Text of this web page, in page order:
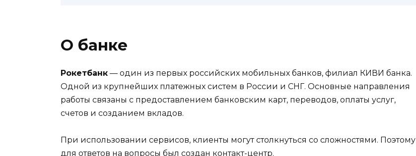
О банке
Рокетбанк — один из первых российских мобильных банков, филиал КИВИ банка.
Одной из крупнейших платежных систем в России и СНГ. Основные направления
работы связаны с предоставлением банковским карт, переводов, оплаты услуг,
счетов и созданием вкладов.
При использовании сервисов, клиенты могут столкнуться со сложностями. Поэтому
для ответов на вопросы был создан контакт-центр.